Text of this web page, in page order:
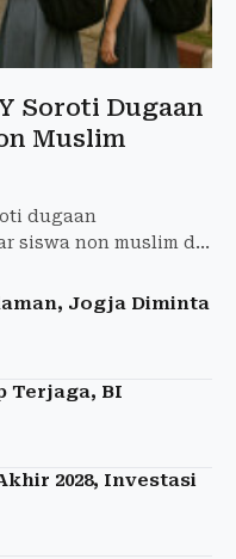
Soroti Dugaan
Muslim
dugaan
siswa non muslim di
Jogja Diminta
Terjaga, BI
2028, Investasi